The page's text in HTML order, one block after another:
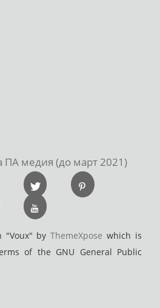
ПА медия (до март 2021)
"Voux" byThemeXpose which is
of the GNU General Public